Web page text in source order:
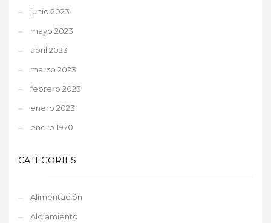
junio 2023
mayo 2023
abril 2023
marzo 2023
febrero 2023
enero 2023
enero 1970
CATEGORIES
Alimentación
Alojamiento